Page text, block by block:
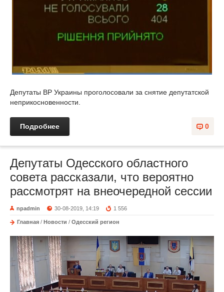
Депутаты ВР Украины проголосовали за снятие депутатской
неприкосновенности.
0
Подробнее
Депутаты Одесского областного
совета рассказали, что вероятно
рассмотрят на внеочередной сессии
npadmin 30-08-2019, 14:19 1 556
Главная / Новости / Одесский регион